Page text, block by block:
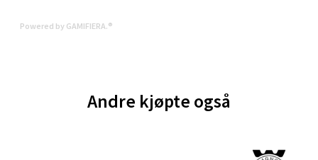
Powered by GAMIFIERA.®
Andre kjøpte også
Åpent i dag 10-21